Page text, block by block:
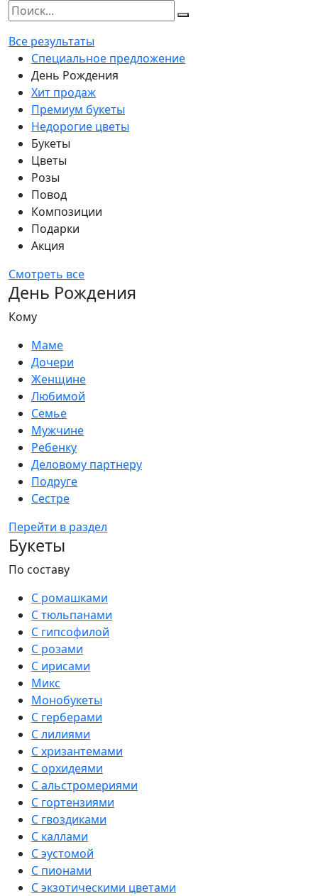
Все результаты
Специальное предложение
День Рождения
Хит продаж
Премиум букеты
Недорогие цветы
Букеты
Цветы
Розы
Повод
Композиции
Подарки
Акция
Смотреть все
День Рождения
Кому
Маме
Дочери
Женщине
Любимой
Семье
Мужчине
Ребенку
Деловому партнеру
Подруге
Сестре
Перейти в раздел
Букеты
По составу
С ромашками
С тюльпанами
С гипсофилой
С розами
С ирисами
Микс
Монобукеты
С герберами
С лилиями
С хризантемами
С орхидеями
С альстромериями
С гортензиями
С гвоздиками
С каллами
С эустомой
С пионами
С экзотическими цветами